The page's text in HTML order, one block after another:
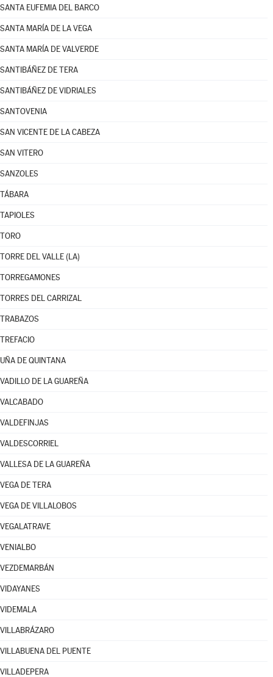
SANTA EUFEMIA DEL BARCO
SANTA MARÍA DE LA VEGA
SANTA MARÍA DE VALVERDE
SANTIBÁÑEZ DE TERA
SANTIBÁÑEZ DE VIDRIALES
SANTOVENIA
SAN VICENTE DE LA CABEZA
SAN VITERO
SANZOLES
TÁBARA
TAPIOLES
TORO
TORRE DEL VALLE (LA)
TORREGAMONES
TORRES DEL CARRIZAL
TRABAZOS
TREFACIO
UÑA DE QUINTANA
VADILLO DE LA GUAREÑA
VALCABADO
VALDEFINJAS
VALDESCORRIEL
VALLESA DE LA GUAREÑA
VEGA DE TERA
VEGA DE VILLALOBOS
VEGALATRAVE
VENIALBO
VEZDEMARBÁN
VIDAYANES
VIDEMALA
VILLABRÁZARO
VILLABUENA DEL PUENTE
VILLADEPERA